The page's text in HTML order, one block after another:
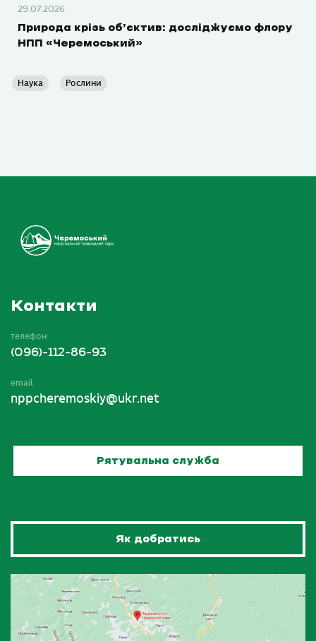
29.07.2026
Природа крізь об’єктив: досліджуємо флору
НПП «Черемоський»
Наука Рослини
Контакти
телефон
(096)-112-86-93
email
nppcheremoskiy@ukr.net
Рятувальна служба
Як добратись